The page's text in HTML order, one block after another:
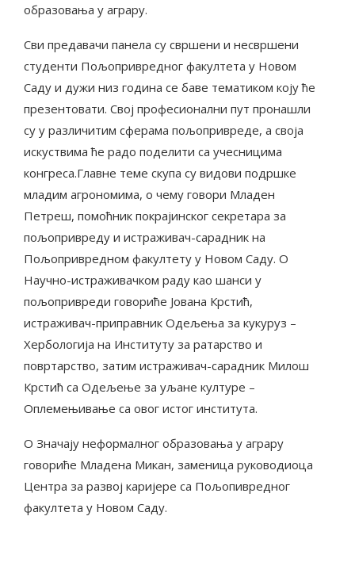
образовања у аграру.
Сви предавачи панела су свршени и несвршени
студенти Пољопривредног факултета у Новом
Саду и дужи низ година се баве тематиком коју ће
презентовати. Свој професионални пут пронашли
су у различитим сферама пољопривреде, а своја
искуствима ће радо поделити са учесницима
конгреса.Главне теме скупа су видови подршке
младим агрономима, о чему говори Младен
Петреш, помоћник покрајинског секретара за
пољопривреду и истраживач-сарадник на
Пољопривредном факултету у Новом Саду. О
Научно-истраживачком раду као шанси у
пољопривреди говориће Јована Крстић,
истраживач-приправник Одељења за кукуруз –
Хербологија на Институту за ратарство и
повртарство, затим истраживач-сарадник Милош
Крстић са Одељење за уљане културе –
Оплемењивање са овог истог института.
О Значају неформалног образовања у аграру
говориће Младена Микан, заменица руководиоца
Центра за развој каријере са Пољопивредног
факултета у Новом Саду.